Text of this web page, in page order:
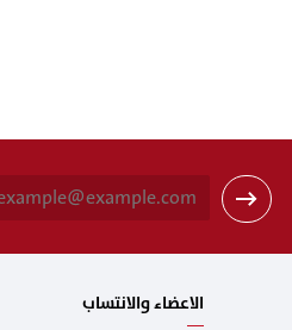
الاعضاء والانتساب